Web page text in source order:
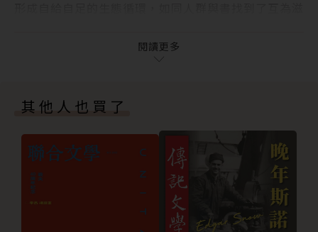
半真半假：電子遊戲的小星星變奏曲──《電玩的本
作，年薪就提高了》
說吧！遺忘的記憶啊──《兩張面孔的人》
更多犢月刊
《犢》將是一個全新的園地，一個嘗試未知與各種可能
的地方。我們會在這裡分享新的電子書觀點、趨勢，儘
向與輪廓，並試著用多元的方式與工具，把作家、內
容、讀者在這個新時代中，重新串連起來。
我們對電子書的期待，就是我們對《犢》的期待。期許
這一系列的《犢》，也能幫助更多人更清楚的描繪出自
己對「書籍」未來的想像！
閱讀更多
其他人也買了